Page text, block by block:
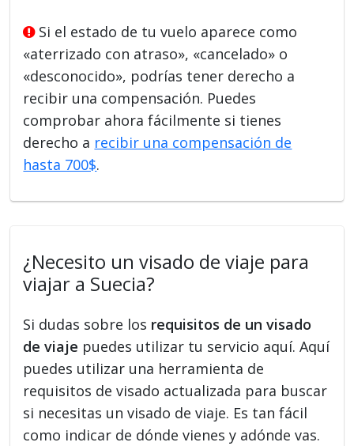
Si el estado de tu vuelo aparece como
«aterrizado con atraso», «cancelado» o
«desconocido», podrías tener derecho a
recibir una compensación. Puedes
comprobar ahora fácilmente si tienes
derecho a recibir una compensación de
hasta 700$.
¿Necesito un visado de viaje para
viajar a Suecia?
Si dudas sobre los requisitos de un visado
de viaje puedes utilizar tu servicio aquí. Aquí
puedes utilizar una herramienta de
requisitos de visado actualizada para buscar
si necesitas un visado de viaje. Es tan fácil
como indicar de dónde vienes y adónde vas.